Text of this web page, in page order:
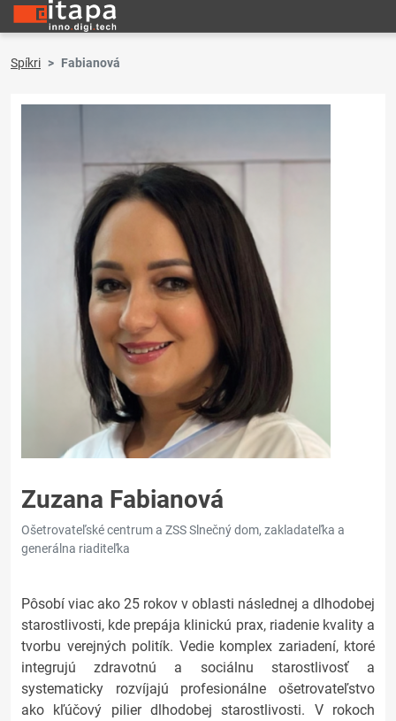
Spíkri Fabianová
Zuzana Fabianová
Ošetrovateľské centrum a ZSS Slnečný dom, zakladateľka a
generálna riaditeľka
Pôsobí viac ako 25 rokov v oblasti následnej a dlhodobej
starostlivosti, kde prepája klinickú prax, riadenie kvality a
tvorbu verejných politík. Vedie komplex zariadení, ktoré
integrujú zdravotnú a sociálnu starostlivosť a
systematicky rozvíjajú profesionálne ošetrovateľstvo
ako kľúčový pilier dlhodobej starostlivosti. V rokoch